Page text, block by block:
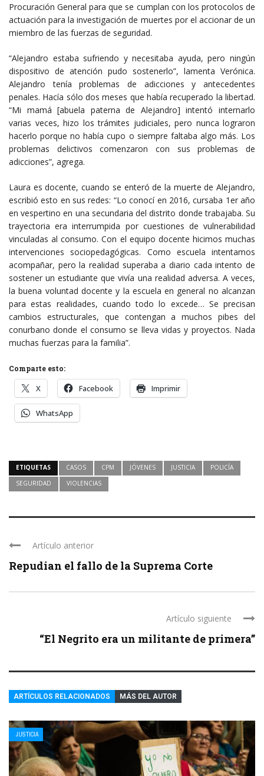
Procuración General para que se cumplan con los protocolos de
actuación para la investigación de muertes por el accionar de un
miembro de las fuerzas de seguridad.
“Alejandro estaba sufriendo y necesitaba ayuda, pero ningún
dispositivo de atención pudo sostenerlo”, lamenta Verónica.
Alejandro tenía problemas de adicciones y antecedentes
penales. Hacía sólo dos meses que había recuperado la libertad.
“Mi mamá [abuela paterna de Alejandro] intentó internarlo
varias veces, hizo los trámites judiciales, pero nunca lograron
hacerlo porque no había cupo o siempre faltaba algo más. Los
problemas delictivos comenzaron con sus problemas de
adicciones”, agrega.
Laura es docente, cuando se enteró de la muerte de Alejandro,
escribió esto en sus redes: “Lo conocí en 2016, cursaba 1er año
en vespertino en una secundaria del distrito donde trabajaba. Su
trayectoria era interrumpida por cuestiones de vulnerabilidad
vinculadas al consumo. Con el equipo docente hicimos muchas
intervenciones sociopedagógicas. Como escuela intentamos
acompañar, pero la realidad superaba a diario cada intento de
sostener un estudiante que vivía una realidad adversa. A veces,
la buena voluntad docente y la escuela en general no alcanzan
para estas realidades, cuando todo lo excede… Se precisan
cambios estructurales, que contengan a muchos pibes del
conurbano donde el consumo se lleva vidas y proyectos. Nada
muchas fuerzas para la familia”.
Comparte esto:
X Facebook Imprimir
WhatsApp
ETIQUETAS CASOS CPM JÓVENES JUSTICIA
POLICÍA
SEGURIDAD
VIOLENCIAS
Artículo anterior
Repudian el fallo de la Suprema Corte
Artículo siguiente
“El Negrito era un militante de primera”
ARTÍCULOS RELACIONADOS MÁS DEL AUTOR
JUSTICIA